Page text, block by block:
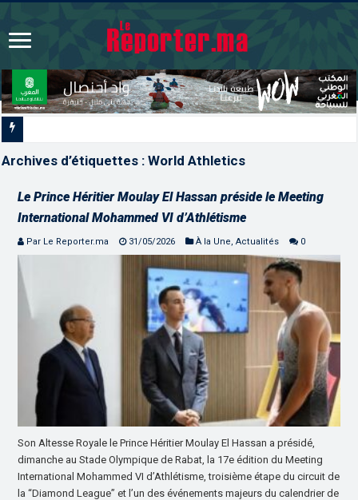
Archives d’étiquettes :World Athletics
Le Prince Héritier Moulay El Hassan préside le Meeting
International Mohammed VI d’Athlétisme
Par Le Reporter.ma 31/05/2026 À la Une,Actualités 0
Son Altesse Royale le Prince Héritier Moulay El Hassan a présidé,
dimanche au Stade Olympique de Rabat, la 17e édition du Meeting
International Mohammed VI d’Athlétisme, troisième étape du circuit de
la “Diamond League” et l’un des événements majeurs du calendrier de